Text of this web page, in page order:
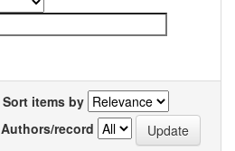
Sort items by
Authors/record